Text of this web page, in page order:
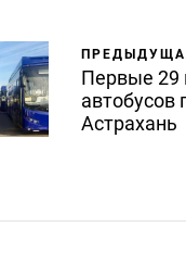
Первые 29
автобусов
Астрахань